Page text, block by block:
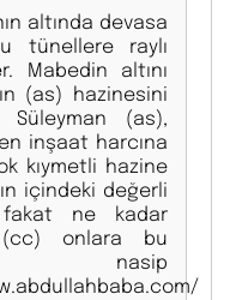
altında devasa
tünellere raylı
Mabedin altını
(as) hazinesini
Süleyman (as),
inşaat harcına
kıymetli hazine
içindeki değerli
fakat ne kadar
onlara bu
nasip